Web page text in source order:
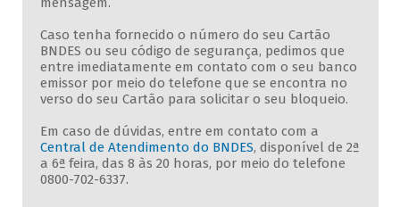
Caso tenha fornecido o número do seu Cartão
BNDES ou seu código de segurança, pedimos que
entre imediatamente em contato com o seu banco
emissor por meio do telefone que se encontra no
verso do seu Cartão para solicitar o seu bloqueio.
Em caso de dúvidas, entre em contato com a
Central de Atendimento do BNDES, disponível de 2ª
a 6ª feira, das 8 às 20 horas, por meio do telefone
0800-702-6337.